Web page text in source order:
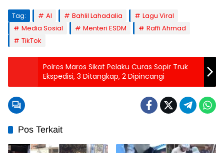
Tag: AI Bahlil Lahadalia
Lagu Viral
Media Sosial
Menteri ESDM
Raffi Ahmad
TikTok
Polres Maros Sikat Pelaku Curas Sopir Truk
Ekspedisi, 3 Ditangkap, 2 Dipincangi
Pos Terkait